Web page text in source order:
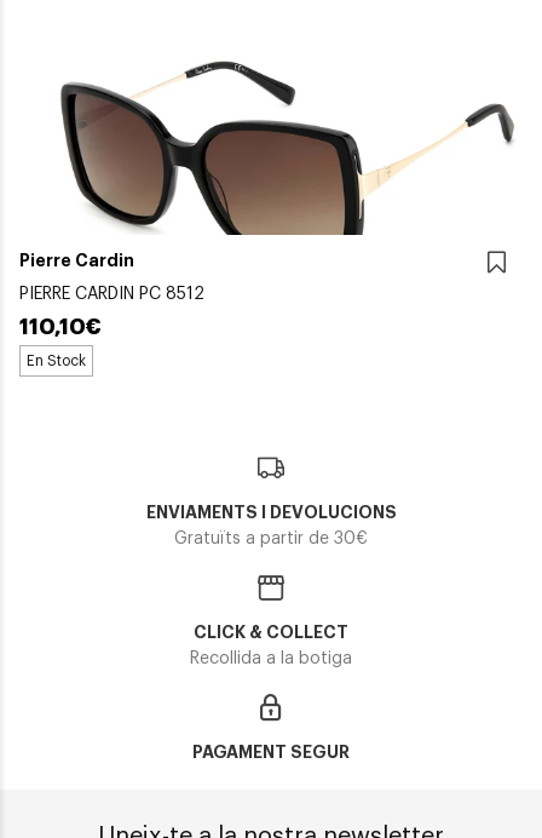
Pierre Cardin
PIERRE CARDIN PC 8512
110,10€
En Stock
ENVIAMENTS I DEVOLUCIONS
Gratuïts a partir de 30€
CLICK & COLLECT
Recollida a la botiga
PAGAMENT SEGUR